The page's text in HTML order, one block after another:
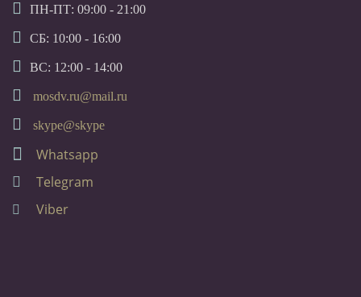
ПН-ПТ: 09:00 - 21:00
СБ: 10:00 - 16:00
ВС: 12:00 - 14:00
mosdv.ru@mail.ru
skype@skype
Whatsapp
Telegram
Viber